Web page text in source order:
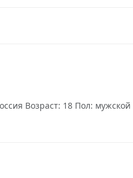
Возраст: 18 Пол: